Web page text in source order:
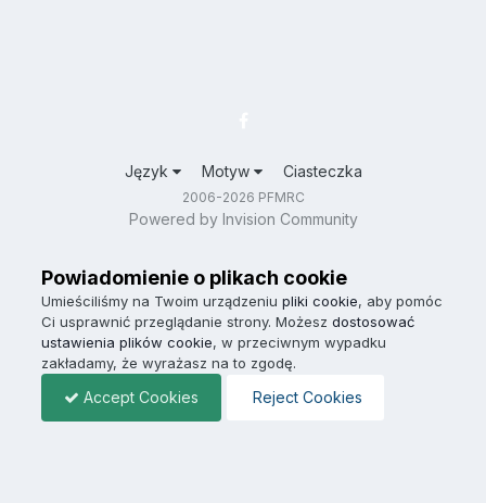
Język Motyw Ciasteczka
2006-2026 PFMRC
Powered by Invision Community
Powiadomienie o plikach cookie
Umieściliśmy na Twoim urządzeniu pliki cookie, aby pomóc
Ci usprawnić przeglądanie strony. Możesz dostosować
ustawienia plików cookie, w przeciwnym wypadku
zakładamy, że wyrażasz na to zgodę.
Accept Cookies Reject Cookies